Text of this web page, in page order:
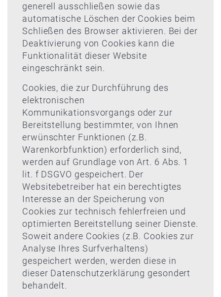
generell ausschließen sowie das
automatische Löschen der Cookies beim
Schließen des Browser aktivieren. Bei der
Deaktivierung von Cookies kann die
Funktionalität dieser Website
eingeschränkt sein.
Cookies, die zur Durchführung des
elektronischen
Kommunikationsvorgangs oder zur
Bereitstellung bestimmter, von Ihnen
erwünschter Funktionen (z.B.
Warenkorbfunktion) erforderlich sind,
werden auf Grundlage von Art. 6 Abs. 1
lit. f DSGVO gespeichert. Der
Websitebetreiber hat ein berechtigtes
Interesse an der Speicherung von
Cookies zur technisch fehlerfreien und
optimierten Bereitstellung seiner Dienste.
Soweit andere Cookies (z.B. Cookies zur
Analyse Ihres Surfverhaltens)
gespeichert werden, werden diese in
dieser Datenschutzerklärung gesondert
behandelt.